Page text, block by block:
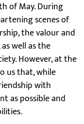
of May. During
scenes of
the valour and
well as the
However, at the
us that, while
with
as possible and